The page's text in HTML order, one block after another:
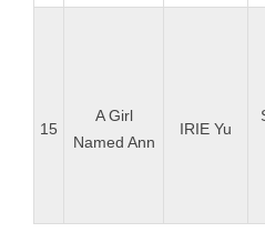
15
A Girl
Named Ann
IRIE Yu